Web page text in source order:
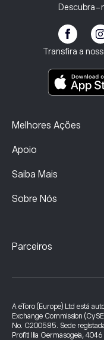
Descubra-
Transfira a
Melhores Ações
Apoio
Vulnerabilidade do
Saiba Mais
eToro Academia
Sobre Nós
Impressum
Regulamentação
Divulgação de riscos
Termos e Condições
Principais
Dados sobre
Parceiros
Programa de
Clube da eToro
Seguros de
A eToro (Europe) Ltd está
Exchange Commission
No. C200585. Sede
Profiti Ilia Germasogeia,